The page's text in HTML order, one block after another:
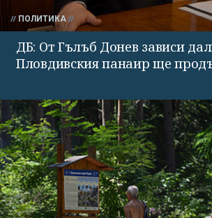
ПОЛИТИКА
ДБ: От Гълъб Донев зависи
Пловдивския панаир ще